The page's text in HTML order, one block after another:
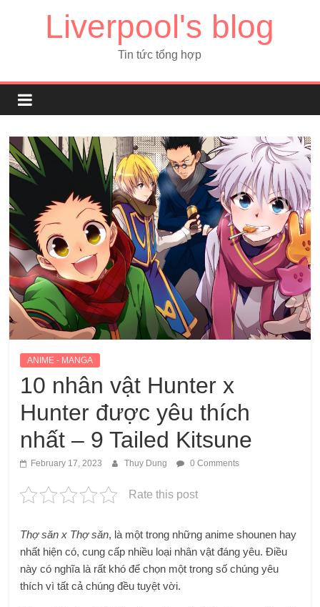
Liverpool's blog
Tin tức tổng hợp
ANIME - MANGA
10 nhân vật Hunter x
Hunter được yêu thích
nhất – 9 Tailed Kitsune
February 17, 2023 Thuy Dung 0 Comments
Rate this post
Thợ săn x Thợ săn, là một trong những anime shounen hay
nhất hiện có, cung cấp nhiều loại nhân vật đáng yêu. Điều
này có nghĩa là rất khó để chọn một trong số chúng yêu
thích vì tất cả chúng đều tuyệt vời.